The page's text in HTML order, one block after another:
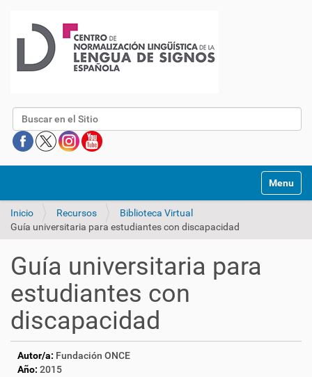
Buscar
Mostrar/
Inicio Recursos
Biblioteca Virtual
Guía universitaria para estudiantes con discapacidad
Guía universitaria para
estudiantes con
discapacidad
Autor/a: Fundación ONCE
Año: 2015